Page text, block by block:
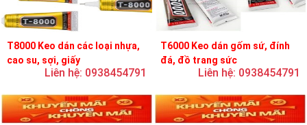
T8000 Keo dán các loại nhựa,
cao su, sợi, giấy
Liên hệ: 0938454791
T6000 Keo dán gốm sứ, đính
đá, đồ trang sức
Liên hệ: 0938454791